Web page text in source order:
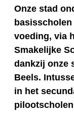
Onze stad
voeding, via
Smakelijke
dankzij onze
Beels.
in het